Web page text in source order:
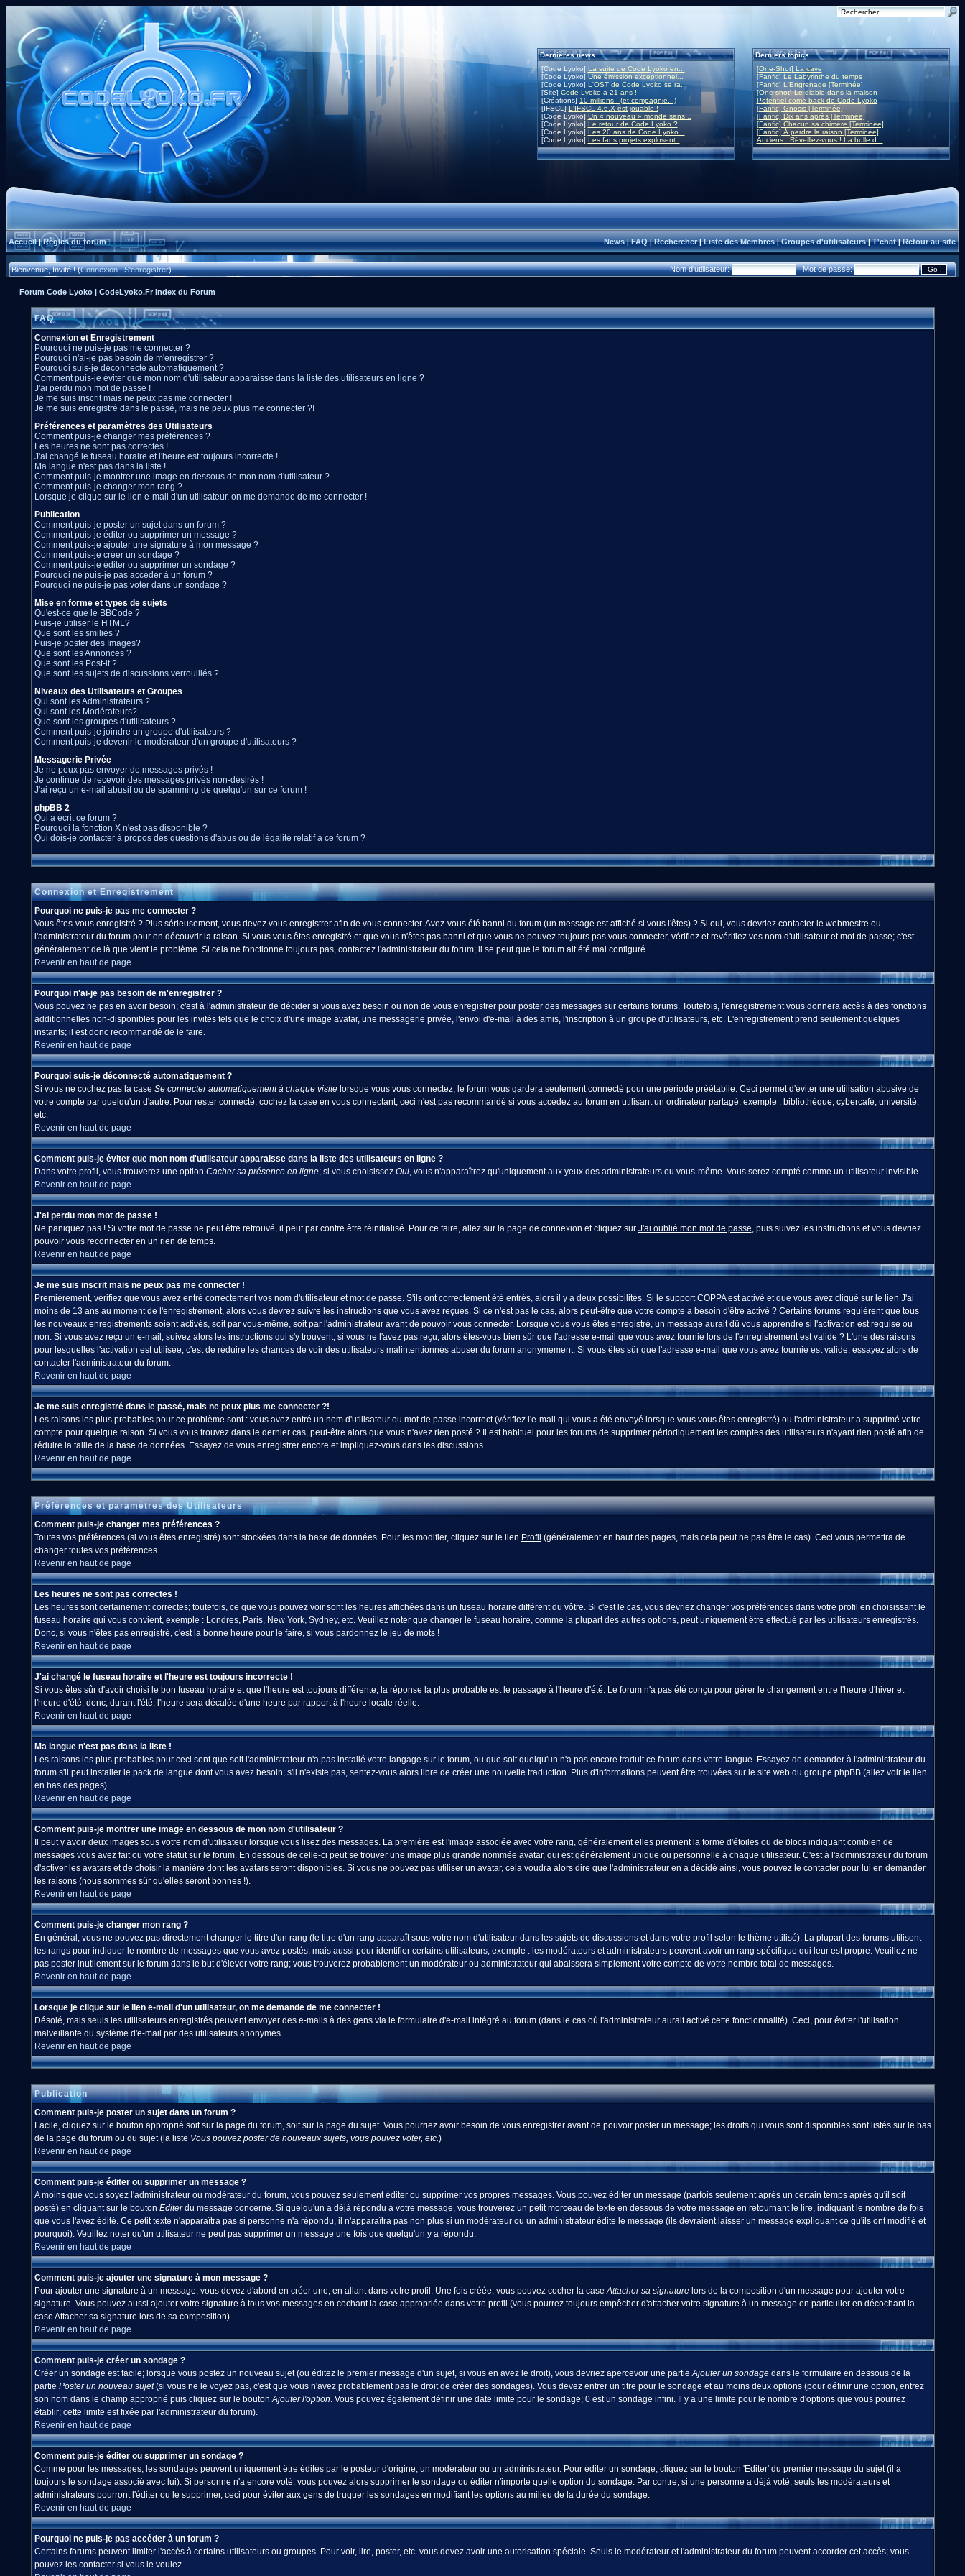
Dernières news
[Code Lyoko] La suite de Code Lyoko en...
[Code Lyoko]Une émission exceptionnel...
[Code Lyoko] L'OST de Code Lyoko se ra...
[Site] Code Lyoko a 21 ans !
[Créations] 10 millions ! (et compagnie...)
[IFSCL]L'IFSCL 4.6.X est jouable !
[Code Lyoko] Un « nouveau » monde sans...
[Code Lyoko] Le retour de Code Lyoko ?
[Code Lyoko] Les 20 ans de Code Lyoko...
[Code Lyoko] Les fans projets explosent !
Derniers topics
[One-Shot] La cave
[Fanfic] Le Labyrinthe du temps
[Fanfic] L'Engrenage [Terminée]
[One-shot] Le diable dans la maison
Potentiel come back de Code Lyoko
[Fanfic] Gnosis [Terminée]
[Fanfic] Dix ans après [Terminée]
[Fanfic] Chacun sa chimère [Terminée]
[Fanfic] À perdre la raison [Terminée]
Anciens : Réveillez-vous ! La bulle d...
Accueil|Règles du forum News|FAQ|Rechercher|Liste des Membres|Groupes d'utilisateurs|T'chat|Retour au site
Bienvenue, Invité ! (Connexion|S'enregistrer) Nom d'utilisateur: Mot de passe:
Forum Code Lyoko | CodeLyoko.Fr Index du Forum
FAQ
Connexion et Enregistrement
Pourquoi ne puis-je pas me connecter ?
Pourquoi n'ai-je pas besoin de m'enregistrer ?
Pourquoi suis-je déconnecté automatiquement ?
Comment puis-je éviter que mon nom d'utilisateur apparaisse dans la liste des utilisateurs en ligne ?
J'ai perdu mon mot de passe !
Je me suis inscrit mais ne peux pas me connecter !
Je me suis enregistré dans le passé, mais ne peux plus me connecter ?!
Préférences et paramètres des Utilisateurs
Comment puis-je changer mes préférences ?
Les heures ne sont pas correctes !
J'ai changé le fuseau horaire et l'heure est toujours incorrecte !
Ma langue n'est pas dans la liste !
Comment puis-je montrer une image en dessous de mon nom d'utilisateur ?
Comment puis-je changer mon rang ?
Lorsque je clique sur le lien e-mail d'un utilisateur, on me demande de me connecter !
Publication
Comment puis-je poster un sujet dans un forum ?
Comment puis-je éditer ou supprimer un message ?
Comment puis-je ajouter une signature à mon message ?
Comment puis-je créer un sondage ?
Comment puis-je éditer ou supprimer un sondage ?
Pourquoi ne puis-je pas accéder à un forum ?
Pourquoi ne puis-je pas voter dans un sondage ?
Mise en forme et types de sujets
Qu'est-ce que le BBCode ?
Puis-je utiliser le HTML?
Que sont les smilies ?
Puis-je poster des Images?
Que sont les Annonces ?
Que sont les Post-it ?
Que sont les sujets de discussions verrouillés ?
Niveaux des Utilisateurs et Groupes
Qui sont les Administrateurs ?
Qui sont les Modérateurs?
Que sont les groupes d'utilisateurs ?
Comment puis-je joindre un groupe d'utilisateurs ?
Comment puis-je devenir le modérateur d'un groupe d'utilisateurs ?
Messagerie Privée
Je ne peux pas envoyer de messages privés !
Je continue de recevoir des messages privés non-désirés !
J'ai reçu un e-mail abusif ou de spamming de quelqu'un sur ce forum !
phpBB 2
Qui a écrit ce forum ?
Pourquoi la fonction X n'est pas disponible ?
Qui dois-je contacter à propos des questions d'abus ou de légalité relatif à ce forum ?
Connexion et Enregistrement
Pourquoi ne puis-je pas me connecter ?
Vous êtes-vous enregistré ? Plus sérieusement, vous devez vous enregistrer afin de vous connecter. Avez-vous été banni du forum (un message est affiché si vous l'êtes) ? Si oui, vous devriez contacter le webmestre ou
l'administrateur du forum pour en découvrir la raison. Si vous vous êtes enregistré et que vous n'êtes pas banni et que vous ne pouvez toujours pas vous connecter, vérifiez et revérifiez vos nom d'utilisateur et mot de passe; c'est
généralement de là que vient le problème. Si cela ne fonctionne toujours pas, contactez l'administrateur du forum; il se peut que le forum ait été mal configuré.
Revenir en haut de page
Pourquoi n'ai-je pas besoin de m'enregistrer ?
Vous pouvez ne pas en avoir besoin; c'est à l'administrateur de décider si vous avez besoin ou non de vous enregistrer pour poster des messages sur certains forums. Toutefois, l'enregistrement vous donnera accès à des fonctions
additionnelles non-disponibles pour les invités tels que le choix d'une image avatar, une messagerie privée, l'envoi d'e-mail à des amis, l'inscription à un groupe d'utilisateurs, etc. L'enregistrement prend seulement quelques
instants; il est donc recommandé de le faire.
Revenir en haut de page
Pourquoi suis-je déconnecté automatiquement ?
Si vous ne cochez pas la case Se connecter automatiquement à chaque visitelorsque vous vous connectez, le forum vous gardera seulement connecté pour une période préétablie. Ceci permet d'éviter une utilisation abusive de
votre compte par quelqu'un d'autre. Pour rester connecté, cochez la case en vous connectant; ceci n'est pas recommandé si vous accédez au forum en utilisant un ordinateur partagé, exemple : bibliothèque, cybercafé, université,
etc.
Revenir en haut de page
Comment puis-je éviter que mon nom d'utilisateur apparaisse dans la liste des utilisateurs en ligne ?
Dans votre profil, vous trouverez une option Cacher sa présence en ligne; si vous choisissez Oui, vous n'apparaîtrez qu'uniquement aux yeux des administrateurs ou vous-même. Vous serez compté comme un utilisateur invisible.
Revenir en haut de page
J'ai perdu mon mot de passe !
Ne paniquez pas ! Si votre mot de passe ne peut être retrouvé, il peut par contre être réinitialisé. Pour ce faire, allez sur la page de connexion et cliquez sur J'ai oublié mon mot de passe, puis suivez les instructions et vous devriez
pouvoir vous reconnecter en un rien de temps.
Revenir en haut de page
Je me suis inscrit mais ne peux pas me connecter !
Premièrement, vérifiez que vous avez entré correctement vos nom d'utilisateur et mot de passe. S'ils ont correctement été entrés, alors il y a deux possibilités. Si le support COPPA est activé et que vous avez cliqué sur le lien J'ai
moins de 13 ansau moment de l'enregistrement, alors vous devrez suivre les instructions que vous avez reçues. Si ce n'est pas le cas, alors peut-être que votre compte a besoin d'être activé ? Certains forums requièrent que tous
les nouveaux enregistrements soient activés, soit par vous-même, soit par l'administrateur avant de pouvoir vous connecter. Lorsque vous vous êtes enregistré, un message aurait dû vous apprendre si l'activation est requise ou
non. Si vous avez reçu un e-mail, suivez alors les instructions qui s'y trouvent; si vous ne l'avez pas reçu, alors êtes-vous bien sûr que l'adresse e-mail que vous avez fournie lors de l'enregistrement est valide ? L'une des raisons
pour lesquelles l'activation est utilisée, c'est de réduire les chances de voir des utilisateurs malintentionnés abuser du forum anonymement. Si vous êtes sûr que l'adresse e-mail que vous avez fournie est valide, essayez alors de
contacter l'administrateur du forum.
Revenir en haut de page
Je me suis enregistré dans le passé, mais ne peux plus me connecter ?!
Les raisons les plus probables pour ce problème sont : vous avez entré un nom d'utilisateur ou mot de passe incorrect (vérifiez l'e-mail qui vous a été envoyé lorsque vous vous êtes enregistré) ou l'administrateur a supprimé votre
compte pour quelque raison. Si vous vous trouvez dans le dernier cas, peut-être alors que vous n'avez rien posté ? Il est habituel pour les forums de supprimer périodiquement les comptes des utilisateurs n'ayant rien posté afin de
réduire la taille de la base de données. Essayez de vous enregistrer encore et impliquez-vous dans les discussions.
Revenir en haut de page
Préférences et paramètres des Utilisateurs
Comment puis-je changer mes préférences ?
Toutes vos préférences (si vous êtes enregistré) sont stockées dans la base de données. Pour les modifier, cliquez sur le lien Profil (généralement en haut des pages, mais cela peut ne pas être le cas). Ceci vous permettra de
changer toutes vos préférences.
Revenir en haut de page
Les heures ne sont pas correctes !
Les heures sont certainement correctes; toutefois, ce que vous pouvez voir sont les heures affichées dans un fuseau horaire différent du vôtre. Si c'est le cas, vous devriez changer vos préférences dans votre profil en choisissant le
fuseau horaire qui vous convient, exemple : Londres, Paris, New York, Sydney, etc. Veuillez noter que changer le fuseau horaire, comme la plupart des autres options, peut uniquement être effectué par les utilisateurs enregistrés.
Donc, si vous n'êtes pas enregistré, c'est la bonne heure pour le faire, si vous pardonnez le jeu de mots !
Revenir en haut de page
J'ai changé le fuseau horaire et l'heure est toujours incorrecte !
Si vous êtes sûr d'avoir choisi le bon fuseau horaire et que l'heure est toujours différente, la réponse la plus probable est le passage à l'heure d'été. Le forum n'a pas été conçu pour gérer le changement entre l'heure d'hiver et
l'heure d'été; donc, durant l'été, l'heure sera décalée d'une heure par rapport à l'heure locale réelle.
Revenir en haut de page
Ma langue n'est pas dans la liste !
Les raisons les plus probables pour ceci sont que soit l'administrateur n'a pas installé votre langage sur le forum, ou que soit quelqu'un n'a pas encore traduit ce forum dans votre langue. Essayez de demander à l'administrateur du
forum s'il peut installer le pack de langue dont vous avez besoin; s'il n'existe pas, sentez-vous alors libre de créer une nouvelle traduction. Plus d'informations peuvent être trouvées sur le site web du groupe phpBB (allez voir le lien
en bas des pages).
Revenir en haut de page
Comment puis-je montrer une image en dessous de mon nom d'utilisateur ?
Il peut y avoir deux images sous votre nom d'utilisateur lorsque vous lisez des messages. La première est l'image associée avec votre rang, généralement elles prennent la forme d'étoiles ou de blocs indiquant combien de
messages vous avez fait ou votre statut sur le forum. En dessous de celle-ci peut se trouver une image plus grande nommée avatar, qui est généralement unique ou personnelle à chaque utilisateur. C'est à l'administrateur du forum
d'activer les avatars et de choisir la manière dont les avatars seront disponibles. Si vous ne pouvez pas utiliser un avatar, cela voudra alors dire que l'administrateur en a décidé ainsi, vous pouvez le contacter pour lui en demander
les raisons (nous sommes sûr qu'elles seront bonnes !).
Revenir en haut de page
Comment puis-je changer mon rang ?
En général, vous ne pouvez pas directement changer le titre d'un rang (le titre d'un rang apparaît sous votre nom d'utilisateur dans les sujets de discussions et dans votre profil selon le thème utilisé). La plupart des forums utilisent
les rangs pour indiquer le nombre de messages que vous avez postés, mais aussi pour identifier certains utilisateurs, exemple : les modérateurs et administrateurs peuvent avoir un rang spécifique qui leur est propre. Veuillez ne
pas poster inutilement sur le forum dans le but d'élever votre rang; vous trouverez probablement un modérateur ou administrateur qui abaissera simplement votre compte de votre nombre total de messages.
Revenir en haut de page
Lorsque je clique sur le lien e-mail d'un utilisateur, on me demande de me connecter !
Désolé, mais seuls les utilisateurs enregistrés peuvent envoyer des e-mails à des gens via le formulaire d'e-mail intégré au forum (dans le cas où l'administrateur aurait activé cette fonctionnalité). Ceci, pour éviter l'utilisation
malveillante du système d'e-mail par des utilisateurs anonymes.
Revenir en haut de page
Publication
Comment puis-je poster un sujet dans un forum ?
Facile, cliquez sur le bouton approprié soit sur la page du forum, soit sur la page du sujet. Vous pourriez avoir besoin de vous enregistrer avant de pouvoir poster un message; les droits qui vous sont disponibles sont listés sur le bas
de la page du forum ou du sujet (la liste Vous pouvez poster de nouveaux sujets, vous pouvez voter, etc.)
Revenir en haut de page
Comment puis-je éditer ou supprimer un message ?
A moins que vous soyez l'administrateur ou modérateur du forum, vous pouvez seulement éditer ou supprimer vos propres messages. Vous pouvez éditer un message (parfois seulement après un certain temps après qu'il soit
posté) en cliquant sur le bouton Editerdu message concerné. Si quelqu'un a déjà répondu à votre message, vous trouverez un petit morceau de texte en dessous de votre message en retournant le lire, indiquant le nombre de fois
que vous l'avez édité. Ce petit texte n'apparaîtra pas si personne n'a répondu, il n'apparaîtra pas non plus si un modérateur ou un administrateur édite le message (ils devraient laisser un message expliquant ce qu'ils ont modifié et
pourquoi). Veuillez noter qu'un utilisateur ne peut pas supprimer un message une fois que quelqu'un y a répondu.
Revenir en haut de page
Comment puis-je ajouter une signature à mon message ?
Pour ajouter une signature à un message, vous devez d'abord en créer une, en allant dans votre profil. Une fois créée, vous pouvez cocher la caseAttacher sa signaturelors de la composition d'un message pour ajouter votre
signature. Vous pouvez aussi ajouter votre signature à tous vos messages en cochant la case appropriée dans votre profil (vous pourrez toujours empêcher d'attacher votre signature à un message en particulier en décochant la
case Attacher sa signature lors de sa composition).
Revenir en haut de page
Comment puis-je créer un sondage ?
Créer un sondage est facile; lorsque vous postez un nouveau sujet (ou éditez le premier message d'un sujet, si vous en avez le droit), vous devriez apercevoir une partieAjouter un sondagedans le formulaire en dessous de la
partie Poster un nouveau sujet(si vous ne le voyez pas, c'est que vous n'avez probablement pas le droit de créer des sondages). Vous devez entrer un titre pour le sondage et au moins deux options (pour définir une option, entrez
son nom dans le champ approprié puis cliquez sur le boutonAjouter l'option. Vous pouvez également définir une date limite pour le sondage; 0 est un sondage infini. Il y a une limite pour le nombre d'options que vous pourrez
établir; cette limite est fixée par l'administrateur du forum).
Revenir en haut de page
Comment puis-je éditer ou supprimer un sondage ?
Comme pour les messages, les sondages peuvent uniquement être édités par le posteur d'origine, un modérateur ou un administrateur. Pour éditer un sondage, cliquez sur le bouton 'Editer' du premier message du sujet (il a
toujours le sondage associé avec lui). Si personne n'a encore voté, vous pouvez alors supprimer le sondage ou éditer n'importe quelle option du sondage. Par contre, si une personne a déjà voté, seuls les modérateurs et
administrateurs pourront l'éditer ou le supprimer, ceci pour éviter aux gens de truquer les sondages en modifiant les options au milieu de la durée du sondage.
Revenir en haut de page
Pourquoi ne puis-je pas accéder à un forum ?
Certains forums peuvent limiter l'accès à certains utilisateurs ou groupes. Pour voir, lire, poster, etc. vous devez avoir une autorisation spéciale. Seuls le modérateur et l'administrateur du forum peuvent accorder cet accès; vous
pouvez les contacter si vous le voulez.